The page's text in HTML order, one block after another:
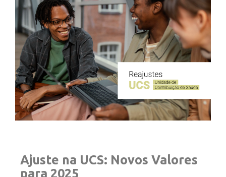
Ajuste na UCS: Novos Valores
para 2025